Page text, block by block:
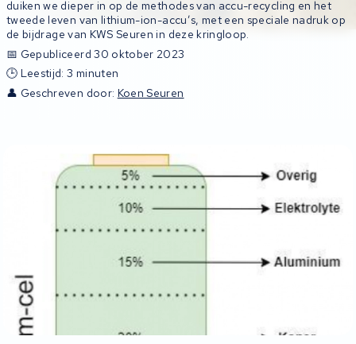
duiken we dieper in op de methodes van accu-recycling en het
tweede leven van lithium-ion-accu’s, met een speciale nadruk op
de bijdrage van KWS Seuren in deze kringloop.
📅 Gepubliceerd 30 oktober 2023
🕒 Leestijd: 3 minuten
👤 Geschreven door: Koen Seuren